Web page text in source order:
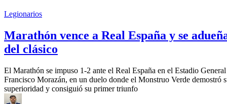
Legionarios
Marathón vence a Real España y se
del clásico
El Marathón se impuso 1-2 ante el Real España en el Estadio General
Francisco Morazán, en un duelo donde el Monstruo Verde demostró
superioridad y consiguió su primer triunfo